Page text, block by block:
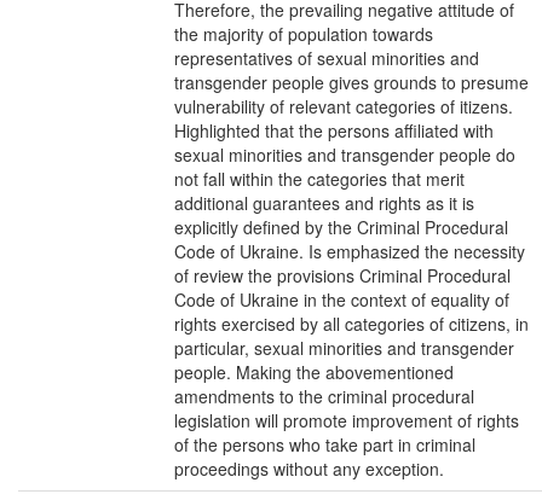
Therefore, the prevailing negative attitude of
the majority of population towards
representatives of sexual minorities and
transgender people gives grounds to presume
vulnerability of relevant categories of itizens.
Highlighted that the persons affiliated with
sexual minorities and transgender people do
not fall within the categories that merit
additional guarantees and rights as it is
explicitly defined by the Criminal Procedural
Code of Ukraine. Is emphasized the necessity
of review the provisions Criminal Procedural
Code of Ukraine in the context of equality of
rights exercised by all categories of citizens, in
particular, sexual minorities and transgender
people. Making the abovementioned
amendments to the criminal procedural
legislation will promote improvement of rights
of the persons who take part in criminal
proceedings without any exception.